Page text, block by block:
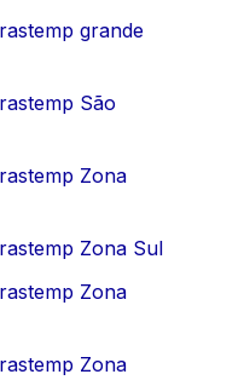
grande
São
Zona
Zona Sul
Zona
Zona